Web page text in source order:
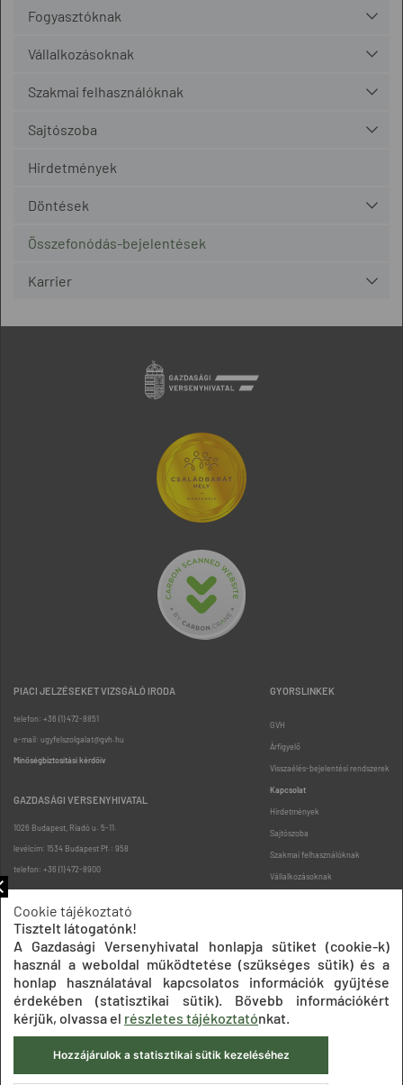
Fogyasztóknak
Vállalkozásoknak
Szakmai felhasználóknak
Sajtószoba
Hirdetmények
Döntések
Összefonódás-bejelentések
Karrier
PIACI JELZÉSEKET VIZSGÁLÓ IRODA
telefon: +36 (1) 472-8851
e-mail: ugyfelszolgalat@gvh.hu
Minőségbiztosítási kérdőív
GAZDASÁGI VERSENYHIVATAL
1026 Budapest, Riadó u. 5-11.
levélcím: 1534 Budapest Pf.: 958
telefon: +36 (1) 472-8900
GYORSLINKEK
GVH
Árfigyelő
Visszaélés-bejelentési rendszerek
Kapcsolat
Hirdetmények
Sajtószoba
Szakmai felhasználóknak
Vállalkozásoknak
Oldaltérkép
Impresszum Adatkezelési tájékoztatók
Akadálymentesítési nyilatkozat
Közadatkereső
Süti beállítások ÁSZF
Cookie tájékoztató
Tisztelt látogatónk!
A Gazdasági Versenyhivatal honlapja sütiket (cookie-k)
használ a weboldal működtetése (szükséges sütik) és a
honlap használatával kapcsolatos információk gyűjtése
érdekében (statisztikai sütik). Bővebb információkért
kérjük, olvassa el részletes tájékoztatónkat.
Hozzájárulok a statisztikai sütik kezeléséhez